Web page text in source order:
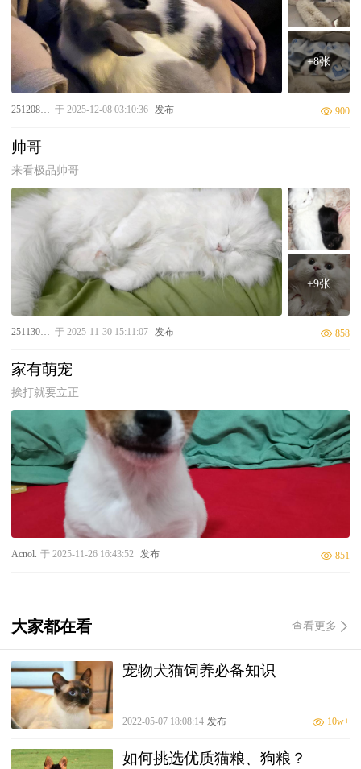
+8张
25120810008 于 2025-12-08 03:10:36 发布 900
帅哥
来看极品帅哥
+9张
25113010020 于 2025-11-30 15:11:07 发布 858
家有萌宠
挨打就要立正
Acnol. 于 2025-11-26 16:43:52 发布 851
大家都在看 查看更多
宠物犬猫饲养必备知识
2022-05-07 18:08:14 发布 10w+
如何挑选优质猫粮、狗粮？